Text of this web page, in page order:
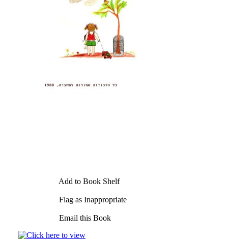
Add to Book Shelf
Flag as Inappropriate
Email this Book